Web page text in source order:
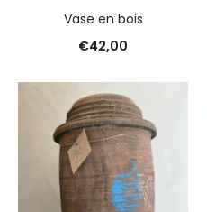
Vase en bois
€42,00